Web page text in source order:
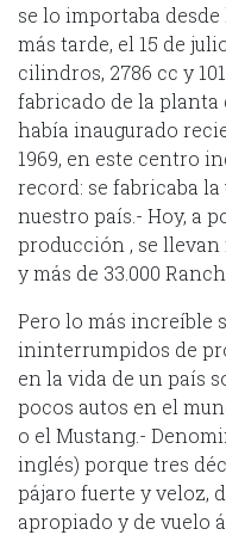
se lo importaba
más tarde, el 15 de
cilindros, 2786 cc y
fabricado de la
había inaugurado
1969, en este centro
record: se fabricaba la
nuestro país.- Hoy, a
producción , se llevan
y más de 33.000
Pero lo más increíble
ininterrumpidos de
en la vida de un país
pocos autos en el
o el Mustang.-
inglés) porque tres
pájaro fuerte y veloz,
apropiado y de vuelo